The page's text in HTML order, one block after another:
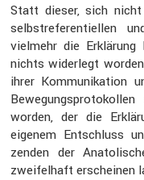
Statt dieser, sich nicht
selbst­re­fe­ren­ti­ellen
vielmehr die
nichts wider­legt
ihrer Kommu­ni­ka­tion
worden, der die
eigenem Entschluss
zenden der
zweifel­haft erscheinen